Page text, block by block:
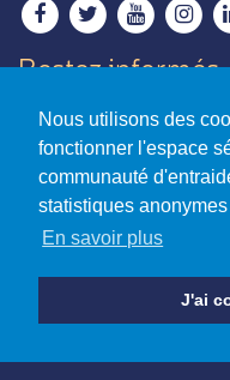
Nous utilisons des
fonctionner l'espace
communauté
statistiques
En savoir plus
J'ai
Restez informés
Contactez-nous
Envoyer un e-mail
La sclérose en
par ceux qui en
© Association Notre